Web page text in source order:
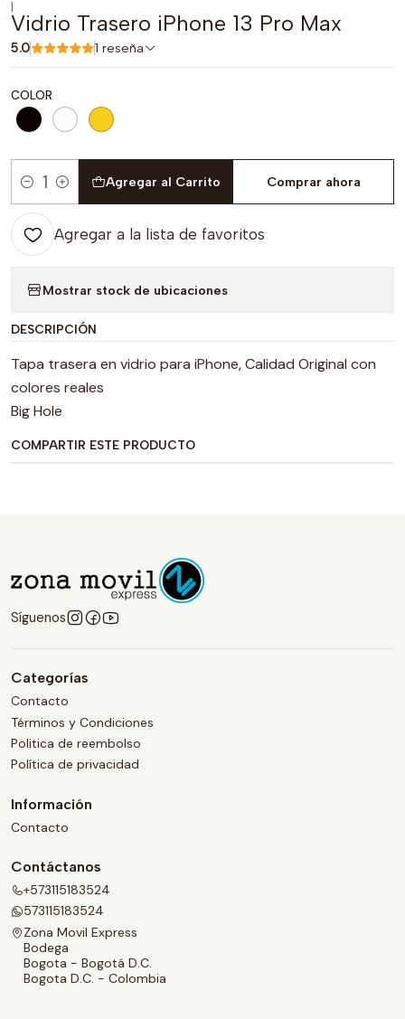
|
Vidrio Trasero iPhone 13 Pro Max
5.0 1 reseña
COLOR
Cantidad
Agregar al Carrito Comprar ahora
Agregar a la lista de favoritos
Mostrar stock de ubicaciones
DESCRIPCIÓN
Tapa trasera en vidrio para iPhone, Calidad Original con
colores reales
Big Hole
COMPARTIR ESTE PRODUCTO
Síguenos
Categorías
Contacto
Términos y Condiciones
Politica de reembolso
Política de privacidad
Información
Contacto
Contáctanos
+573115183524
573115183524
Zona Movil Express
Bodega
Bogota - Bogotá D.C.
Bogota D.C. - Colombia